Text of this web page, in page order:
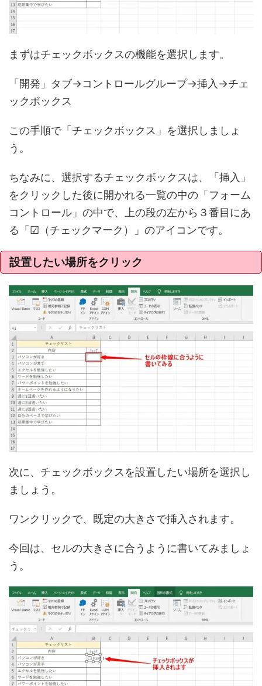
まずはチェックボックスの機能を選択します。
「開発」タブ→コントロールグループ→挿入→チェ
ックボックス
この手順で「チェックボックス」を選択しましょ
う。
ちなみに、選択するチェックボックスは、「挿入」
をクリックした後に開かれる一覧の中の「フォーム
コントロール」の中で、上の段の左から３番目にあ
る「☑（チェックマーク）」のアイコンです。
設置したい場所をクリック
次に、チェックボックスを設置したい場所を選択し
ましょう。
ワンクリックで、既定の大きさで挿入されます。
今回は、セルの大きさに合うように書いてみましょ
う。